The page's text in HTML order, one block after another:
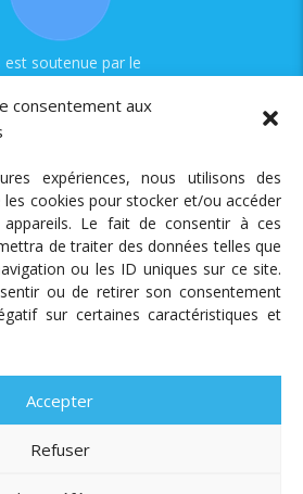
consentement aux
expériences, nous utilisons des
cookies pour stocker et/ou accéder
Le fait de consentir à ces
de traiter des données telles que
ou les ID uniques sur ce site.
ou de retirer son consentement
sur certaines caractéristiques et
Accepter
Refuser
est soutenue par le
ÉMISSIONS ET GRILLE DES PROGRAMMES
MENTIONS LÉGALES
RÉAL.